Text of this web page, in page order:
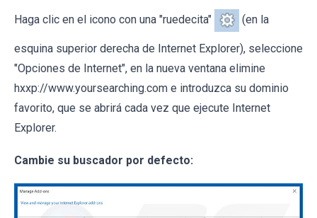
Haga clic en el icono con una "ruedecita" (en la
esquina superior derecha de Internet Explorer), seleccione
"Opciones de Internet", en la nueva ventana elimine
hxxp://www.yoursearching.com e introduzca su dominio
favorito, que se abrirá cada vez que ejecute Internet
Explorer.
Cambie su buscador por defecto: